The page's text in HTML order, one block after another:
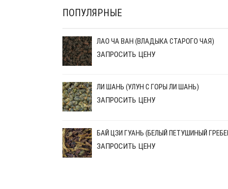
ПОПУЛЯРНЫЕ
ЛАО ЧА ВАН (ВЛАДЫКА СТАРОГО ЧАЯ)
ЗАПРОСИТЬ ЦЕНУ
ЛИ ШАНЬ (УЛУН С ГОРЫ ЛИ ШАНЬ)
ЗАПРОСИТЬ ЦЕНУ
БАЙ ЦЗИ ГУАНЬ (БЕЛЫЙ ПЕТУШИНЫЙ
ЗАПРОСИТЬ ЦЕНУ